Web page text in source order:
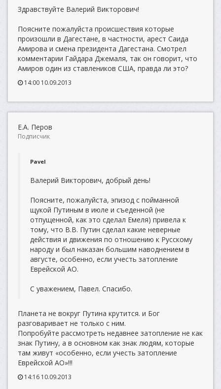
Здравствуйте Валерий Викторович!
Поясните пожалуйста проиcшествия которые
произошли в Дагестане, в частности, арест Саида
Амирова и смена президента Дагестана. Смотрел
комментарии Гайдара Джемаля, так он говорит, что
Амиров один из ставлеников США, правда ли это?
14:00 10.09.2013
Е.А. Перов
Подписчик
Pavel
Валерий Викторович, добрый день!
Поясните, пожалуйста, эпизод с пойманной
щукой Путиным в июле и съеденной (не
отпущенной, как это сделал Емеля) привела к
тому, что В.В. Путин сделал какие неверные
действия и движения по отношению к Русскому
народу и был наказан большим наводнением в
августе, особенно, если учесть затопление
Еврейской АО.
С уважением, Павел. Спасибо.
Планета не вокруг Путина крутится. и Бог
разговаривает не только с ним.
Попробуйте рассмотреть недавнее затопление не как
знак Путину, а в основном как знак людям, которые
там живут «особенно, если учесть затопление
Еврейской АО»!!!
14:16 10.09.2013